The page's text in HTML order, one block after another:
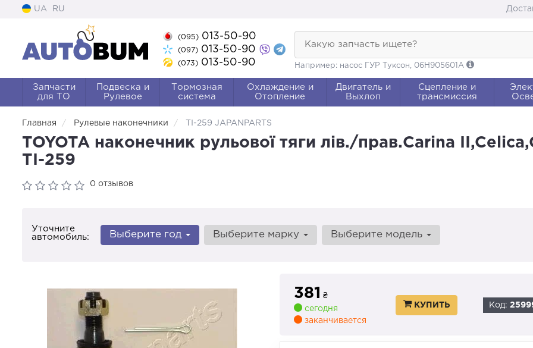
UA RU
(095)013-50-90
(097)013-50-90
(073)013-50-90
Какую запчасть ищете?
Например: насос ГУР Туксон, 06H905601A
Запчасти
для ТО
Подвеска и
Рулевое
Тормозная
система
Охлаждение и
Отопление
Двигатель и
Выхлоп
Сцепление и
трансмиссия
Главная Рулевые наконечники TI-259 JAPANPARTS
TOYOTA наконечник рульової тяги лів./прав.Carina
TI-259
0 отзывов
Уточните
автомобиль:
Выберите год Выберите марку Выберите модель
381
₴
сегодня
заканчивается
КУПИТЬ Код: